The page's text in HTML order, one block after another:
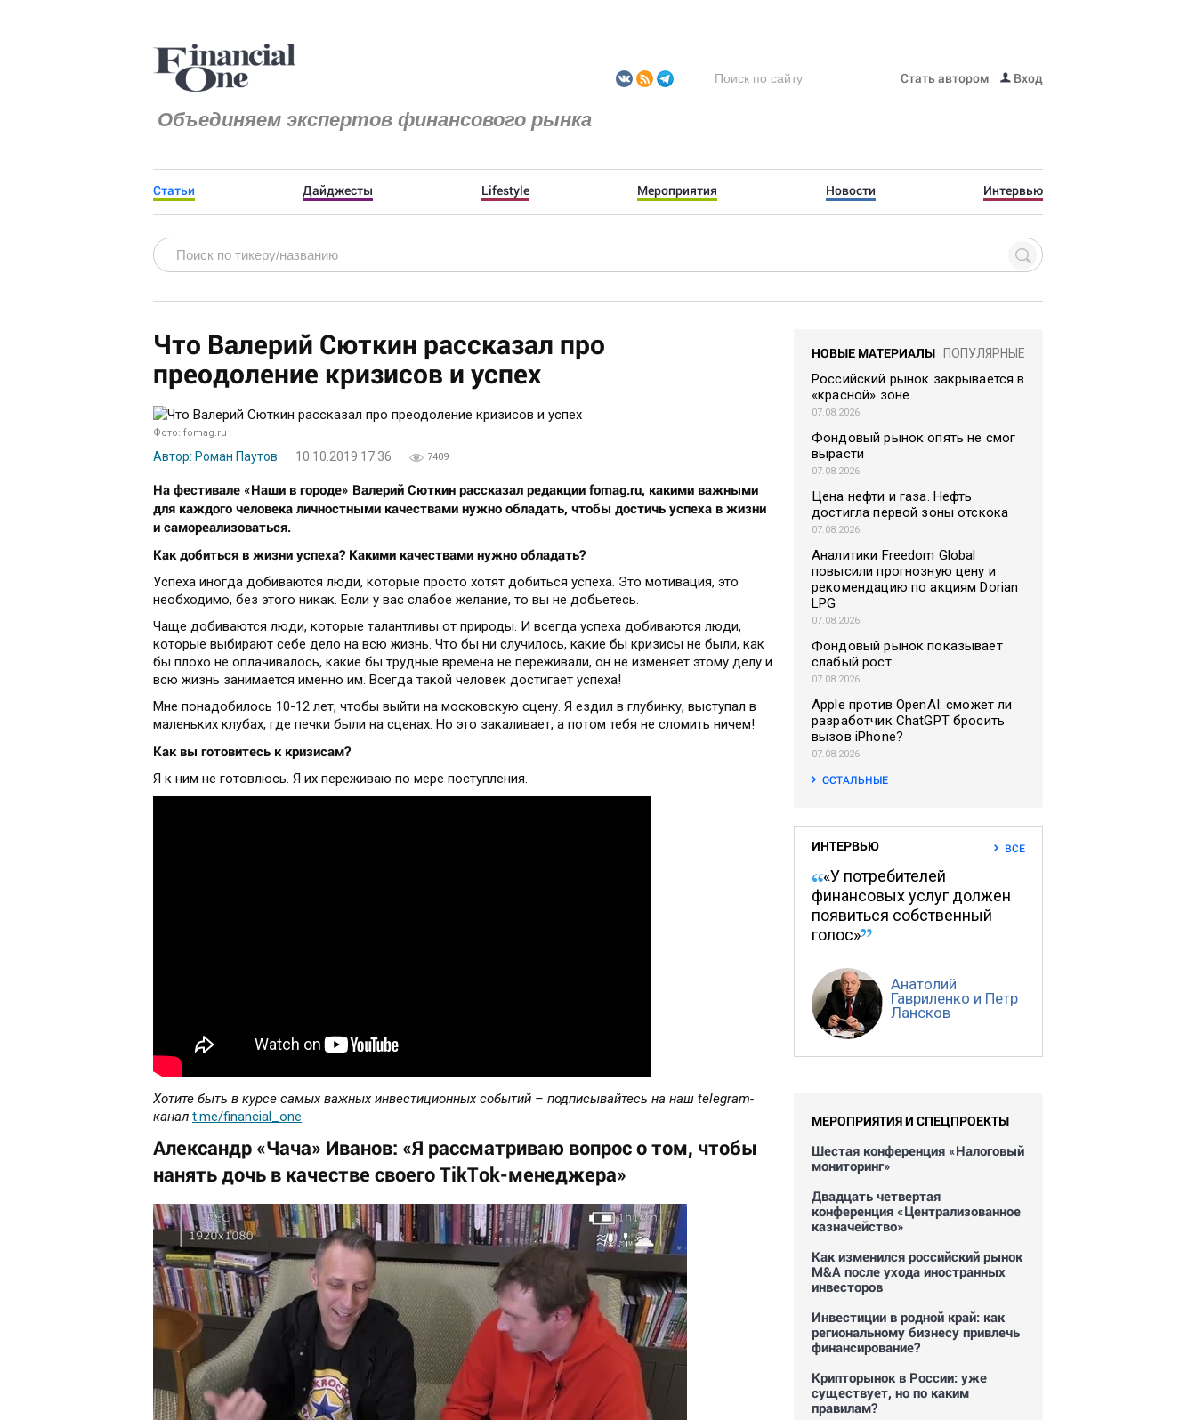
Объединяем экспертов финансового рынка
Стать автором Вход
Статьи Дайджесты Lifestyle Мероприятия Новости Интервью
Что Валерий Сюткин рассказал про
преодоление кризисов и успех
Фото: fomag.ru
Автор: Роман Паутов 10.10.2019 17:36 7409
На фестивале «Наши в городе» Валерий Сюткин рассказал редакции fomag.ru, какими важными
для каждого человека личностными качествами нужно обладать, чтобы достичь успеха в жизни
и самореализоваться.
Как добиться в жизни успеха? Какими качествами нужно обладать?
Успеха иногда добиваются люди, которые просто хотят добиться успеха. Это мотивация, это
необходимо, без этого никак. Если у вас слабое желание, то вы не добьетесь.
Чаще добиваются люди, которые талантливы от природы. И всегда успеха добиваются люди,
которые выбирают себе дело на всю жизнь. Что бы ни случилось, какие бы кризисы не были, как
бы плохо не оплачивалось, какие бы трудные времена не переживали, он не изменяет этому делу и
всю жизнь занимается именно им. Всегда такой человек достигает успеха!
Мне понадобилось 10-12 лет, чтобы выйти на московскую сцену. Я ездил в глубинку, выступал в
маленьких клубах, где печки были на сценах. Но это закаливает, а потом тебя не сломить ничем!
Как вы готовитесь к кризисам?
Я к ним не готовлюсь. Я их переживаю по мере поступления.
Хотите быть в курсе самых важных инвестиционных событий – подписывайтесь на наш telegram-
канал t.me/financial_one
Александр «Чача» Иванов: «Я рассматриваю вопрос о том, чтобы
нанять дочь в качестве своего TikTok-менеджера»
НОВЫЕ МАТЕРИАЛЫ ПОПУЛЯРНЫЕ
Российский рынок закрывается в
«красной» зоне
07.08.2026
Фондовый рынок опять не смог
вырасти
07.08.2026
Цена нефти и газа. Нефть
достигла первой зоны отскока
07.08.2026
Аналитики Freedom Global
повысили прогнозную цену и
рекомендацию по акциям Dorian
LPG
07.08.2026
Фондовый рынок показывает
слабый рост
07.08.2026
Apple против OpenAI: сможет ли
разработчик ChatGPT бросить
вызов iPhone?
07.08.2026
ОСТАЛЬНЫЕ
ИНТЕРВЬЮ ВСЕ
«У потребителей
финансовых услуг должен
появиться собственный
голос»
Анатолий
Гавриленко и Петр
Лансков
МЕРОПРИЯТИЯ И СПЕЦПРОЕКТЫ
Шестая конференция «Налоговый
мониторинг»
Двадцать четвертая
конференция «Централизованное
казначейство»
Как изменился российский рынок
M&A после ухода иностранных
инвесторов
Инвестиции в родной край: как
региональному бизнесу привлечь
финансирование?
Крипторынок в России: уже
существует, но по каким
правилам?